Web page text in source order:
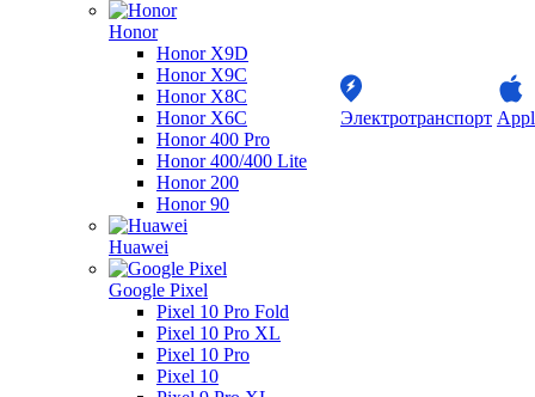
Honor
Honor X9D
Honor X9C
Honor X8C
Honor X6C
Honor 400 Pro
Honor 400/400 Lite
Honor 200
Honor 90
Huawei
Google Pixel
Pixel 10 Pro Fold
Pixel 10 Pro XL
Pixel 10 Pro
Pixel 10
Электротранспорт